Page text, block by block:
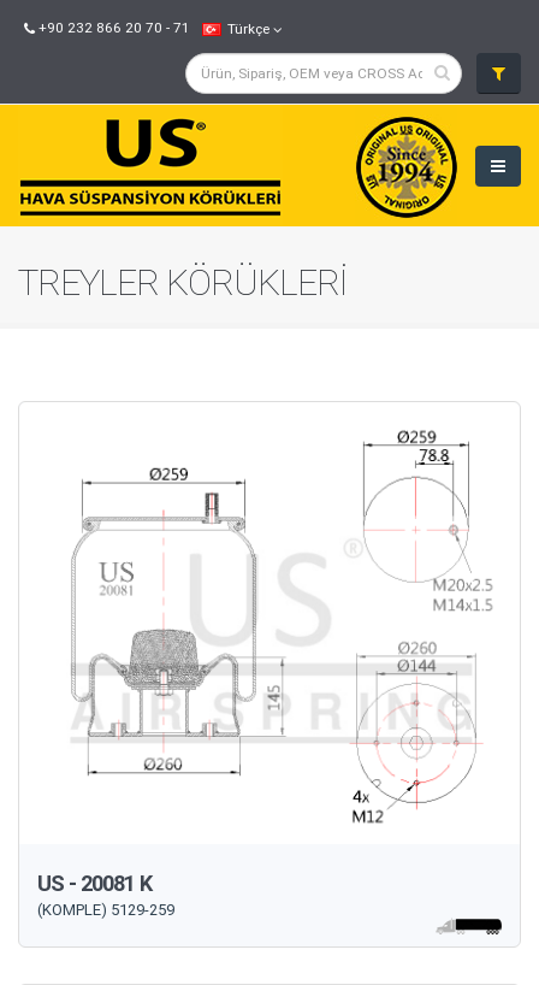
+90 232 866 20 70 - 71 Türkçe
TREYLER KÖRÜKLERİ
US - 20081 K
(KOMPLE) 5129-259